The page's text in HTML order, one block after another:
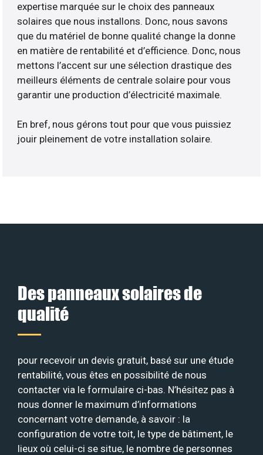
expertise marquée sur le choix des panneaux
solaires que nous installons. Donc, nous savons
que du matériel de bonne qualité change la donne
en matière de rentabilité et d’efficience. Donc, nous
mettons l’accent sur une sélection drastique des
meilleurs éléments de centrale solaire pour vous
garantir une production d’électricité maximale.
En bref, nous gérons tout pour que vous puissiez
jouir pleinement de votre installation solaire.
Des panneaux solaires de
qualité
pour recevoir un devis gratuit, basé sur une étude
rentabilité, vous êtes en possibilité de nous
contacter via le formulaire ci-bas. N’hésitez pas à
nous donner le maximum d’informations
concernant votre demande, à savoir : la
configuration de votre toit, le type de bâtiment, le
lieux où celui-ci se situe, le nombre de personnes